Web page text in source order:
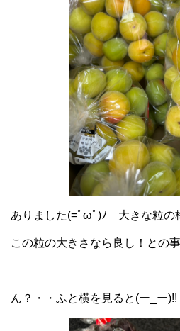
ありました(=ﾟωﾟ)ﾉ 大きな粒の
この粒の大きさなら良し！との
ん？・・ふと横を見ると(ー_ー)!!